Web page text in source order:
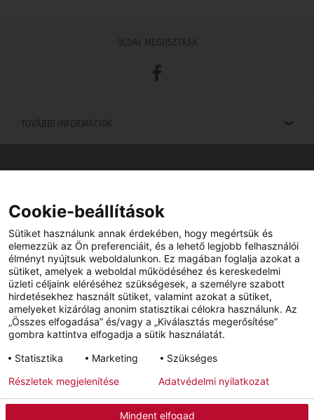
OLDAL MEGOSZTÁSA
Facebook
TOVÁBBI INFORMÁCIÓK
Viszonteladót keres az Ön közelében? Nem probléma.
Impresszum Adatvédelem Hírlevél
YouTube Facebook
Cookie-beállítások
Sütiket használunk annak érdekében, hogy megértsük és
elemezzük az Ön preferenciáit, és a lehető legjobb felhasználói
élményt nyújtsuk weboldalunkon. Ez magában foglalja azokat a
sütiket, amelyek a weboldal működéséhez és kereskedelmi
üzleti céljaink eléréséhez szükségesek, a személyre szabott
hirdetésekhez használt sütiket, valamint azokat a sütiket,
amelyeket kizárólag anonim statisztikai célokra használunk. Az
„Összes elfogadása” és/vagy a „Kiválasztás megerősítése”
gombra kattintva elfogadja a sütik használatát.
Statisztika
Marketing Szükséges
Mindent elfogad
Részletek megjelenítése Adatvédelmi nyilatkozat